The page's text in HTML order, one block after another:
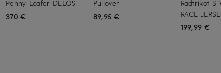
Penny-Loafer DELOS
370 €
Pullover
89,95 €
Radtrikot S-
RACE
199,99 €